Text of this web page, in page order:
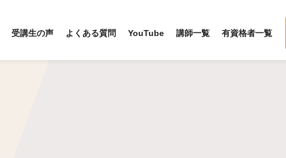
受講生の声 よくある質問 YouTube 講師一覧 有資格者一覧